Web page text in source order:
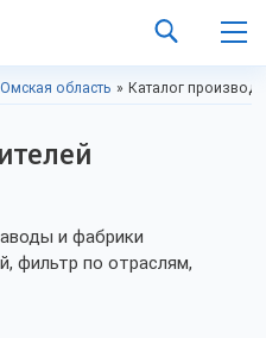
Омская область Каталог
и фабрики
фильтр по отраслям,